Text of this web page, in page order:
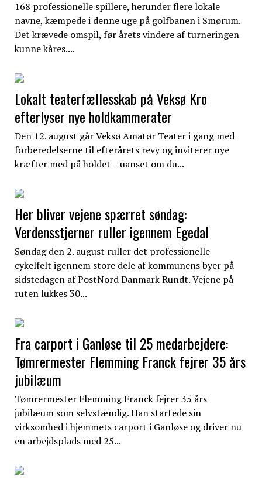
168 professionelle spillere, herunder flere lokale
navne, kæmpede i denne uge på golfbanen i Smørum.
Det krævede omspil, før årets vindere af turneringen
kunne kåres....
Lokalt teaterfællesskab på Veksø Kro
efterlyser nye holdkammerater
Den 12. august går Veksø Amatør Teater i gang med
forberedelserne til efterårets revy og inviterer nye
kræfter med på holdet – uanset om du...
Her bliver vejene spærret søndag:
Verdensstjerner ruller igennem Egedal
Søndag den 2. august ruller det professionelle
cykelfelt igennem store dele af kommunens byer på
sidstedagen af PostNord Danmark Rundt. Vejene på
ruten lukkes 30...
Fra carport i Ganløse til 25 medarbejdere:
Tømrermester Flemming Franck fejrer 35 års
jubilæum
Tømrermester Flemming Franck fejrer 35 års
jubilæum som selvstændig. Han startede sin
virksomhed i hjemmets carport i Ganløse og driver nu
en arbejdsplads med 25...